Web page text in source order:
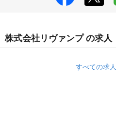
株式会社リヴァンプ の求人
すべての求